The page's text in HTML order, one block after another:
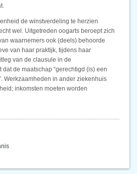
de winstverdeling te herzien
wel. Uitgetreden oogarts beroept zich
waarnemers ook (deels) behoorde
van haar praktijk, tijdens haar
van de clausule in de
de maatschap “gerechtigd (is) een
Werkzaamheden in ander ziekenhuis
inkomsten moeten worden